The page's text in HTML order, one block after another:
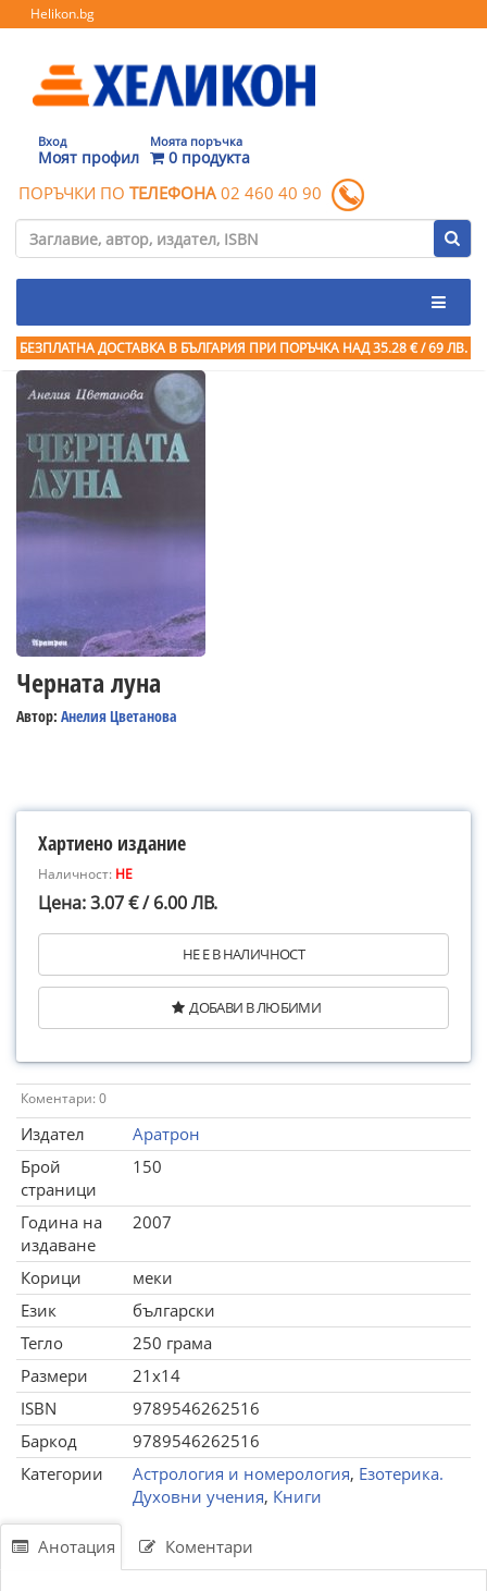
Helikon.bg
Вход
Моят профил
Моята поръчка
0 продукта
ПОРЪЧКИ ПО ТЕЛЕФОНА 02 460 40 90
БЕЗПЛАТНА ДОСТАВКА В БЪЛГАРИЯ ПРИ ПОРЪЧКА НАД 35.28 € / 69 ЛВ.
Черната луна
Автор: Анелия Цветанова
Хартиено издание
Наличност: НЕ
Цена: 3.07 € / 6.00 ЛВ.
НЕ Е В НАЛИЧНОСТ
ДОБАВИ В ЛЮБИМИ
Коментари: 0
Издател
Аратрон
Брой
страници
150
Година на
издаване
2007
Корици
меки
Език
български
Тегло
250 грама
Размери
21x14
ISBN
9789546262516
Баркод
9789546262516
Категории
Астрология и номерология, Езотерика.
Духовни учения, Книги
Анотация Коментари